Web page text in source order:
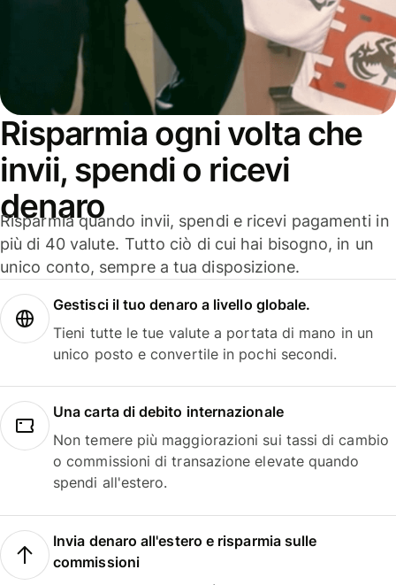
Risparmia ogni volta che
invii, spendi o ricevi
denaro
Risparmia quando invii, spendi e ricevi pagamenti in
più di 40 valute. Tutto ciò di cui hai bisogno, in un
unico conto, sempre a tua disposizione.
Gestisci il tuo denaro a livello globale.
Tieni tutte le tue valute a portata di mano in un
unico posto e convertile in pochi secondi.
Una carta di debito internazionale
Non temere più maggiorazioni sui tassi di cambio
o commissioni di transazione elevate quando
spendi all'estero.
Invia denaro all'estero e risparmia sulle
commissioni